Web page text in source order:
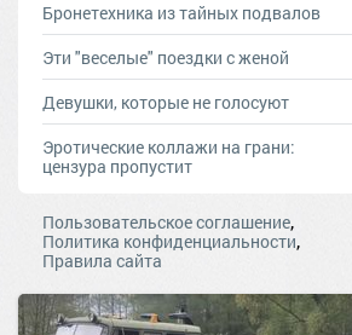
Бронетехника из тайных подвалов
Эти "веселые" поездки с женой
Девушки, которые не голосуют
Эротические коллажи на грани:
цензура пропустит
Пользовательское соглашение,
Политика конфиденциальности,
Правила сайта